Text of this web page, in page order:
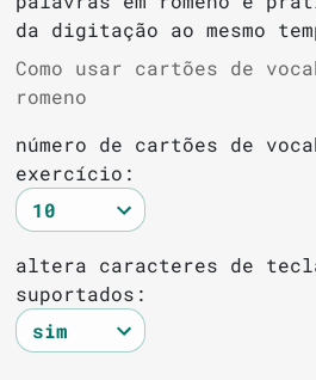
da digitação ao mesmo
Como usar cartões de
romeno
número de cartões de
exercício:
altera caracteres de
suportados: